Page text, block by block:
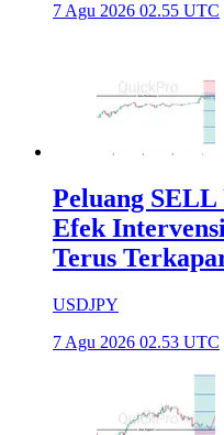
7 Agu 2026 02.55 UTC
Peluang
Efek
Terus
USDJPY
7 Agu 2026 02.53 UTC